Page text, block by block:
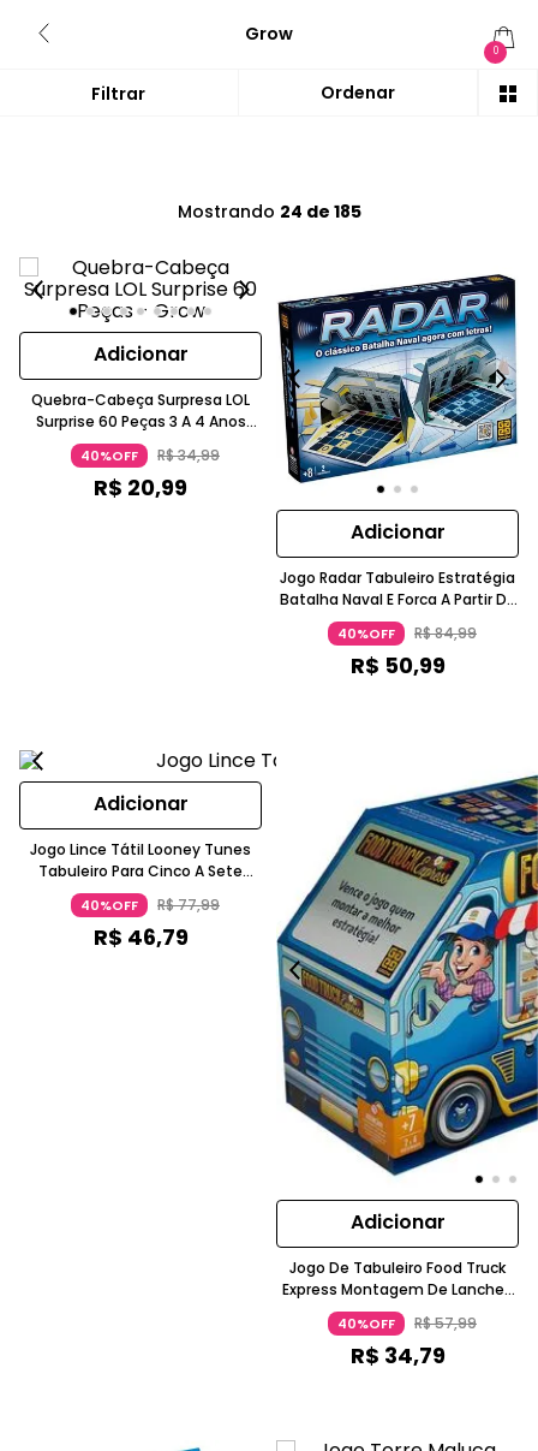
Grow
0
Mostrando 24 de 185
Adicionar
Quebra-Cabeça Surpresa LOL
Surprise 60 Peças 3 A 4 Anos
Grow
40%OFF R$34,99
R$ 20,99
Adicionar
Jogo Radar Tabuleiro Estratégia
Batalha Naval E Forca A Partir De
Oito Anos Grow
40%OFF R$84,99
R$ 50,99
Adicionar
Jogo Lince Tátil Looney Tunes
Tabuleiro Para Cinco A Sete
Anos GROW
40%OFF R$77,99
R$ 46,79
Adicionar
Jogo De Tabuleiro Food Truck
Express Montagem De Lanches
5 A 7 Anos Grow
40%OFF R$57,99
R$ 34,79